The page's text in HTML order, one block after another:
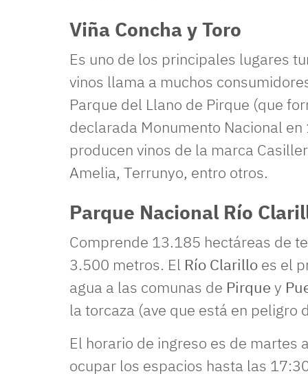
Viña Concha y Toro
Es uno de los principales lugares
vinos llama a muchos
Parque del Llano de Pirque (que
declarada Monumento Nacional en
producen vinos de la marca
Amelia, Terrunyo, entro otros.
Parque Nacional Río
Comprende 13.185 hectáreas de
3.500 metros. El Río Clarillo es el
agua a las comunas de Pirque y
la torcaza (ave que está en peligro
El horario de ingreso es de martes
ocupar los espacios hasta las